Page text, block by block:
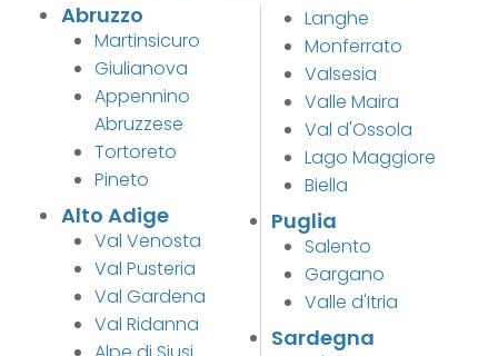
Abruzzo
Martinsicuro
Giulianova
Appennino
Abruzzese
Tortoreto
Pineto
Alto Adige
Val Venosta
Val Pusteria
Val Gardena
Val Ridanna
Langhe
Monferrato
Valsesia
Valle Maira
Val d'Ossola
Lago Maggiore
Biella
Puglia
Salento
Gargano
Valle d'Itria
Sardegna